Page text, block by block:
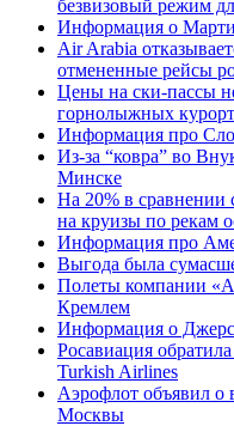
безвизовый режим
Информация о
Air Arabia
отмененные рейсы
Цены на ски-пассы
горнолыжных
Информация про
Из-за “ковра” во
Минске
На 20% в сравнении
на круизы по рекам
Информация про
Выгода была
Полеты компании
Кремлем
Информация о
Росавиация
Turkish Airlines
Аэрофлот объявил о
Москвы